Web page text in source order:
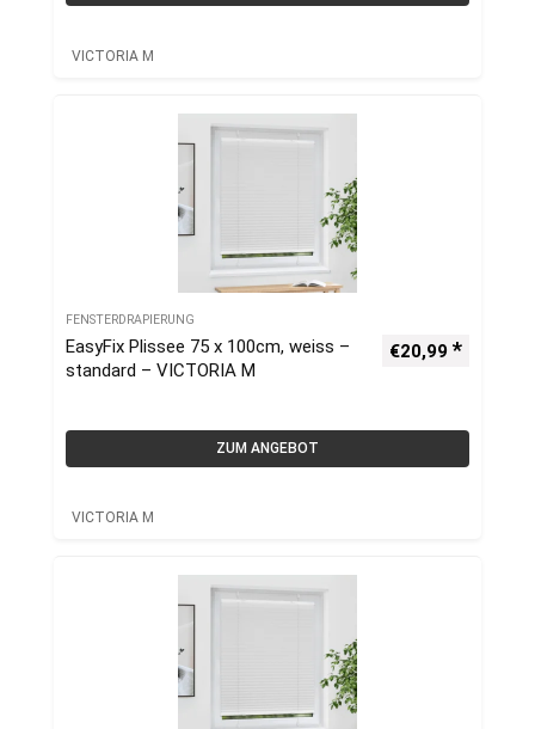
VICTORIA M
FENSTERDRAPIERUNG
EasyFix Plissee 75 x 100cm, weiss –
standard – VICTORIA M
€20,99
ZUM ANGEBOT
VICTORIA M